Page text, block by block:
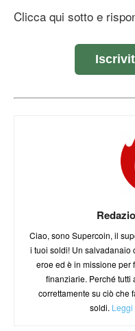
Clicca qui sotto e
Ciao, sono Supercoin, il
i tuoi soldi! Un salvadanaio
eroe ed è in missione per
finanziarie. Perché tutti
correttamente su ciò che
soldi. Leggi